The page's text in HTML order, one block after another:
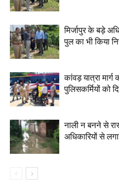
मिर्जापुर के बड़े
पुल का भी किया
कांवड़ यात्रा मार्ग
पुलिसकर्मियों को
नाली न बनने से
अधिकारियों से